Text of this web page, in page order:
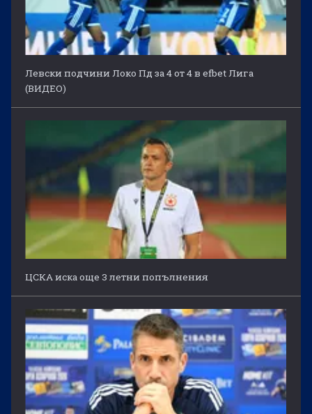
Левски подчини Локо Пд за 4 от 4 в efbet Лига
(ВИДЕО)
ЦСКА иска още 3 летни попълнения